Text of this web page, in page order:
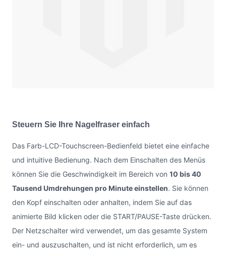
Steuern Sie Ihre Nagelfraser einfach
Das Farb-LCD-Touchscreen-Bedienfeld bietet eine einfache
und intuitive Bedienung. Nach dem Einschalten des Menüs
können Sie die Geschwindigkeit im Bereich von 10 bis 40
Tausend Umdrehungen pro Minute einstellen. Sie können
den Kopf einschalten oder anhalten, indem Sie auf das
animierte Bild klicken oder die START/PAUSE-Taste drücken.
Der Netzschalter wird verwendet, um das gesamte System
ein- und auszuschalten, und ist nicht erforderlich, um es